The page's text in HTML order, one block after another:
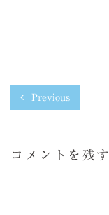
Previous
コメントを残す